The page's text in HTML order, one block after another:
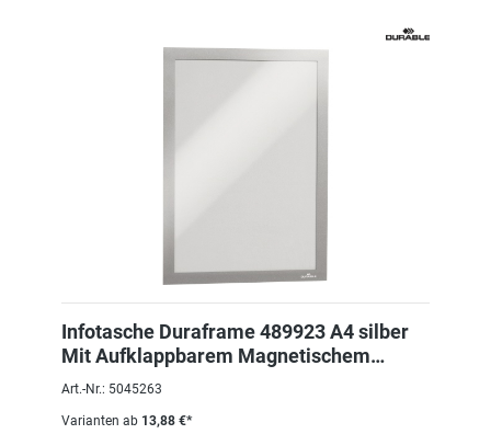
Infotasche Duraframe 489923 A4 silber
Mit Aufklappbarem Magnetischem
Rahmen
Art.-Nr.: 5045263
Varianten ab 13,88 €*